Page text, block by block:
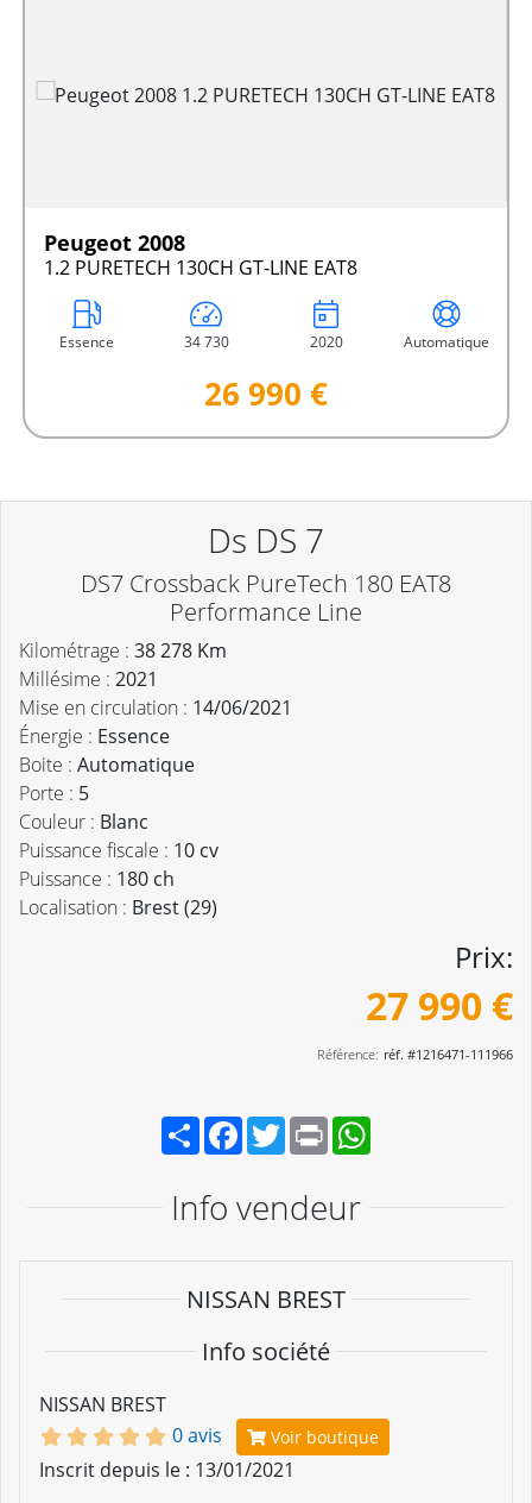
Peugeot 2008
1.2 PURETECH 130CH GT-LINE EAT8
Essence 34 730 2020 Automatique
26 990 €
Ds DS 7
DS7 Crossback PureTech 180 EAT8
Performance Line
Kilométrage : 38 278 Km
Millésime : 2021
Mise en circulation : 14/06/2021
Énergie : Essence
Boite : Automatique
Porte : 5
Couleur : Blanc
Puissance fiscale : 10 cv
Puissance : 180 ch
Localisation : Brest (29)
Prix:
27 990 €
Référence: réf. #1216471-111966
PartagerFacebook
TwitterPrint
Info vendeur
NISSAN BREST
Info société
NISSAN BREST
0 avis
Voir boutique
Inscrit depuis le : 13/01/2021